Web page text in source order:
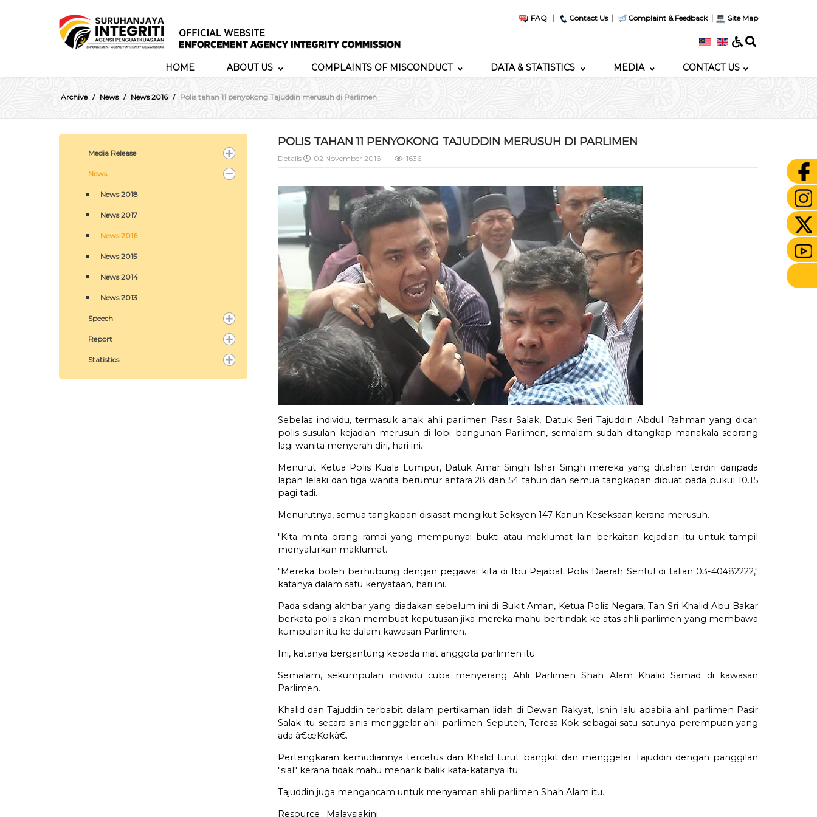
FAQ | Contact Us| Complaint & Feedback| Site Map
HOME ABOUT US COMPLAINTS OF MISCONDUCT DATA & STATISTICS MEDIA CONTACT US
Archive News News 2016 Polis tahan 11 penyokong Tajuddin merusuh di Parlimen
Media Release
News
News 2018
News 2017
News 2016
News 2015
News 2014
News 2013
Speech
Report
Statistics
POLIS TAHAN 11 PENYOKONG TAJUDDIN MERUSUH DI PARLIMEN
Details 02 November 2016 1636
Sebelas individu, termasuk anak ahli parlimen Pasir Salak, Datuk Seri Tajuddin Abdul Rahman yang dicari
polis susulan kejadian merusuh di lobi bangunan Parlimen, semalam sudah ditangkap manakala seorang
lagi wanita menyerah diri, hari ini.
Menurut Ketua Polis Kuala Lumpur, Datuk Amar Singh Ishar Singh mereka yang ditahan terdiri daripada
lapan lelaki dan tiga wanita berumur antara 28 dan 54 tahun dan semua tangkapan dibuat pada pukul 10.15
pagi tadi.
Menurutnya, semua tangkapan disiasat mengikut Seksyen 147 Kanun Keseksaan kerana merusuh.
"Kita minta orang ramai yang mempunyai bukti atau maklumat lain berkaitan kejadian itu untuk tampil
menyalurkan maklumat.
"Mereka boleh berhubung dengan pegawai kita di Ibu Pejabat Polis Daerah Sentul di talian 03-40482222,"
katanya dalam satu kenyataan, hari ini.
Pada sidang akhbar yang diadakan sebelum ini di Bukit Aman, Ketua Polis Negara, Tan Sri Khalid Abu Bakar
berkata polis akan membuat keputusan jika mereka mahu bertindak ke atas ahli parlimen yang membawa
kumpulan itu ke dalam kawasan Parlimen.
Ini, katanya bergantung kepada niat anggota parlimen itu.
Semalam, sekumpulan individu cuba menyerang Ahli Parlimen Shah Alam Khalid Samad di kawasan
Parlimen.
Khalid dan Tajuddin terbabit dalam pertikaman lidah di Dewan Rakyat, Isnin lalu apabila ahli parlimen Pasir
Salak itu secara sinis menggelar ahli parlimen Seputeh, Teresa Kok sebagai satu-satunya perempuan yang
ada â€œKokâ€.
Pertengkaran kemudiannya tercetus dan Khalid turut bangkit dan menggelar Tajuddin dengan panggilan
"sial" kerana tidak mahu menarik balik kata-katanya itu.
Tajuddin juga mengancam untuk menyaman ahli parlimen Shah Alam itu.
Resource : Malaysiakini